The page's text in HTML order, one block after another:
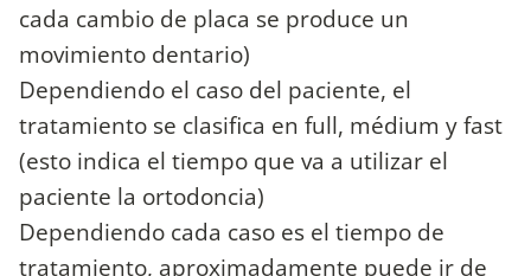
cada cambio de placa se produce un
movimiento dentario)
Dependiendo el caso del paciente, el
tratamiento se clasifica en full, médium y fast
(esto indica el tiempo que va a utilizar el
paciente la ortodoncia)
Dependiendo cada caso es el tiempo de
tratamiento, aproximadamente puede ir de